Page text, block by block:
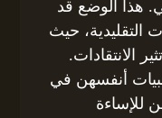
هذا الوضع قد
التقليدية، حيث
الانتقادات.
أنفسهن في
للإساءة